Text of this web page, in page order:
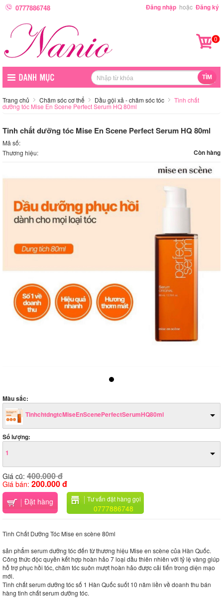
0777886748 Đăng nhập hoặc Đăng ký
0
Trang chủ Chăm sóc cơ thể Dầu gội xả - chăm sóc tóc Tinh chất
dưỡng tóc Mise En Scene Perfect Serum HQ 80ml
Tinh chất dưỡng tóc Mise En Scene Perfect Serum HQ 80ml
Mã số:
Thương hiệu:
Còn hàng
Màu sắc:
TinhchtdngtcMiseEnScenePerfectSerumHQ80ml
Số lượng:
1
Giá cũ: 400.000 đ
Giá bán: 200.000 đ
Đặt hàng Tư vấn đặt hàng gọi
0777886748
Tinh Chất Dưỡng Tóc Mise en scène 80ml
sản phẩm serum dưỡng tóc đến từ thương hiệu Mise en scène của Hàn Quốc.
Công thức độc quyền kết hợp hoàn hảo 7 loại dầu thiên nhiên với tỷ lệ vàng giúp
hỗ trợ phục hồi tóc, chăm tóc suôn mượt hoàn hảo được cải tiến trong diện mạo
mới.
Tinh chất serum dưỡng tóc số 1 Hàn Quốc suốt 10 năm liền về doanh thu bán
hàng tinh chất serum dưỡng tóc.